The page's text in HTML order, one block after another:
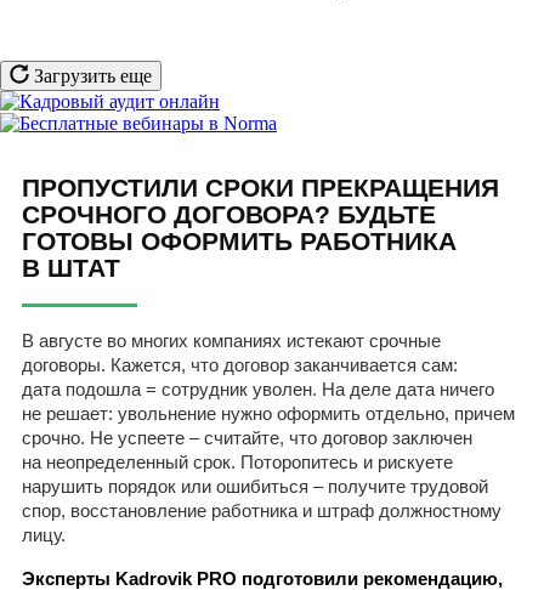
Загрузить еще
ПРОПУСТИЛИ СРОКИ ПРЕКРАЩЕНИЯ
СРОЧНОГО ДОГОВОРА? БУДЬТЕ
ГОТОВЫ ОФОРМИТЬ РАБОТНИКА
В ШТАТ
В августе во многих компаниях истекают срочные
договоры. Кажется, что договор заканчивается сам:
дата подошла = сотрудник уволен. На деле дата ничего
не решает: увольнение нужно оформить отдельно, причем
срочно. Не успеете – считайте, что договор заключен
на неопределенный срок. Поторопитесь и рискуете
нарушить порядок или ошибиться – получите трудовой
спор, восстановление работника и штраф должностному
лицу.
Эксперты Kadrovik PRO подготовили рекомендацию,